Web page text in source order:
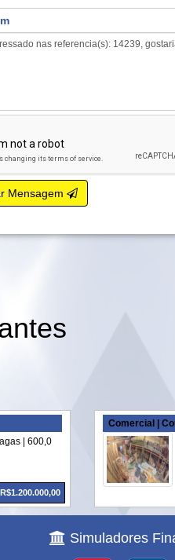
Mensagem
| 600,00 m² A. Útil |
Comercial |
Simuladores